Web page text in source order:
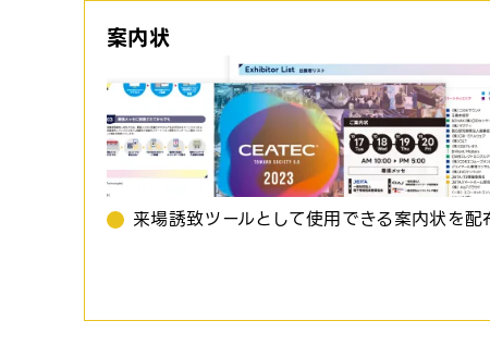
案内状
来場誘致ツールとして使用できる案内状を配